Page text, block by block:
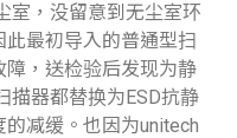
室，没留意到无尘室环
最初导入的普通型扫
，送检验后发现为静
描器都替换为ESD抗静
减缓。也因为unitech